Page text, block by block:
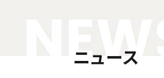
EW
ニュース